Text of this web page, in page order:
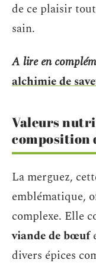
de ce plaisir
sain.
A lire en
alchimie de
Valeurs
composition
La merguez,
emblématique,
complexe. Elle
viande de bœuf
divers épices